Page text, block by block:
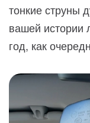
тонкие струны
вашей истории
год, как